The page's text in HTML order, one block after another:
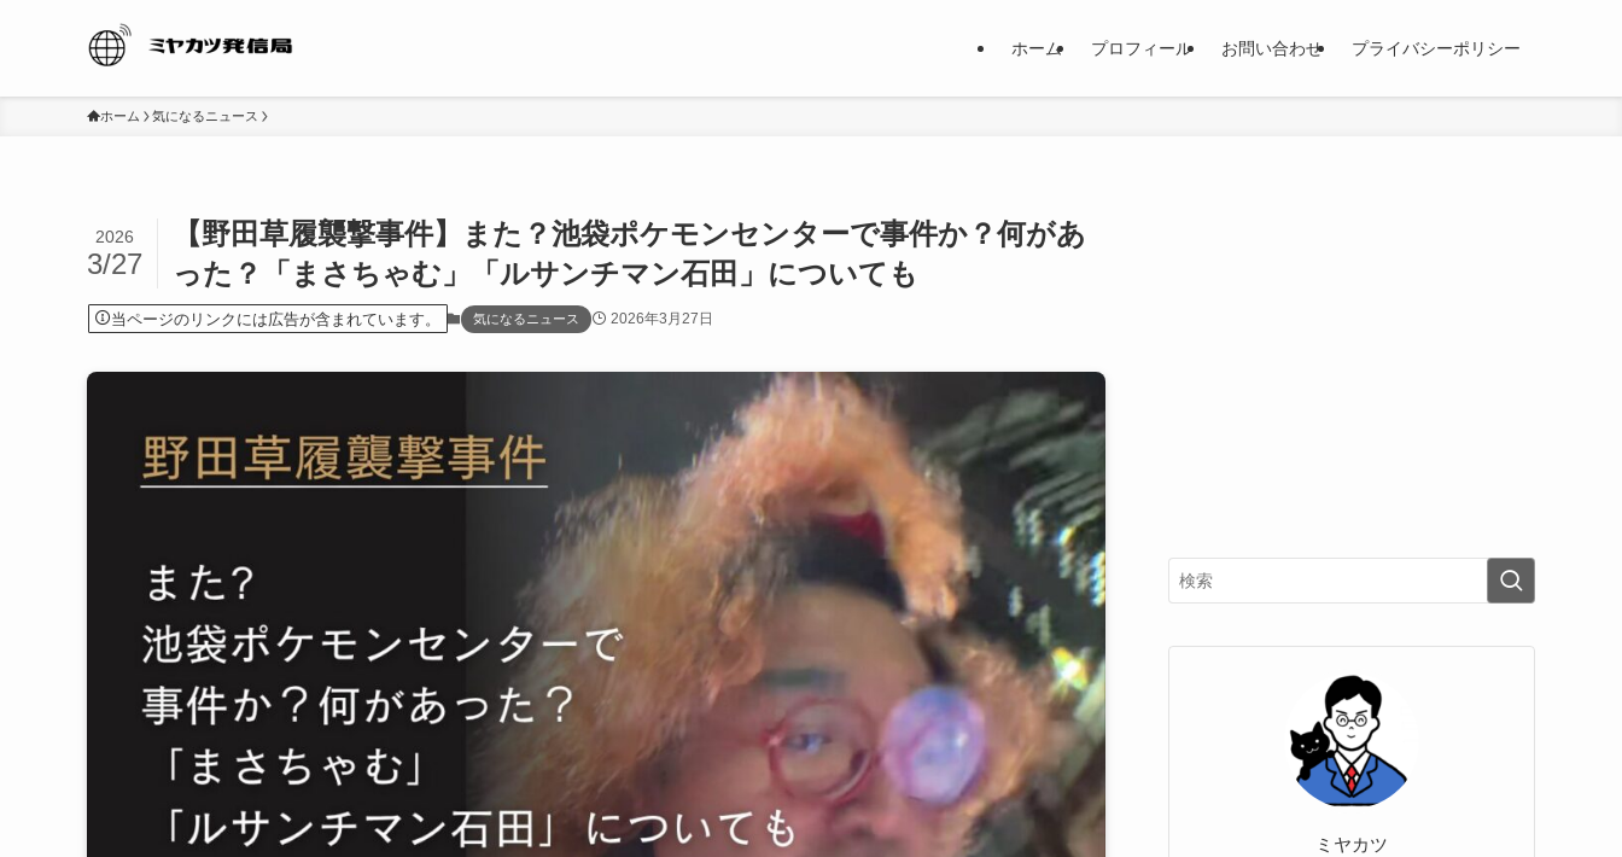
ホーム プロフィール お問い合わせ プライバシーポリシー
ホーム 気になるニュース
【野田草履襲撃事件】また？池袋ポケモンセンターで事件か？何があ
った？「まさちゃむ」「ルサンチマン石田」についても
2026
3/27
当ページのリンクには広告が含まれています。 気になるニュース 2026年3月27日
ミヤカツ